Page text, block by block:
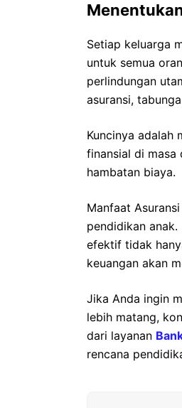
Setiap keluarga
untuk semua
perlindungan
asuransi,
Kuncinya adalah
finansial di masa
hambatan biaya.
Manfaat
pendidikan
efektif tidak
keuangan akan
Jika Anda ingin
lebih matang,
dari layanan
rencana